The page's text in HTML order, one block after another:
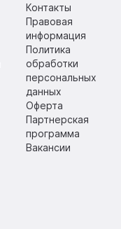
Контакты
Правовая
информация
Политика
обработки
персональных
данных
Оферта
Партнерская
программа
Вакансии